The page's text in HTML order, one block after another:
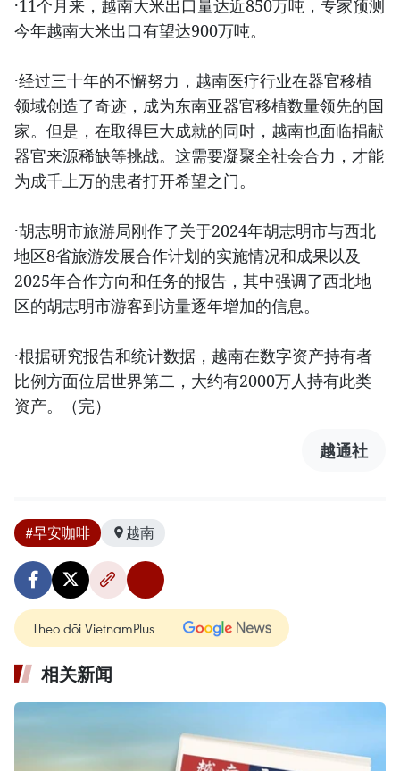
·11个月来，越南大米出口量达近850万吨，专家预测
今年越南大米出口有望达900万吨。
·经过三十年的不懈努力，越南医疗行业在器官移植
领域创造了奇迹，成为东南亚器官移植数量领先的国
家。但是，在取得巨大成就的同时，越南也面临捐献
器官来源稀缺等挑战。这需要凝聚全社会合力，才能
为成千上万的患者打开希望之门。
·胡志明市旅游局刚作了关于2024年胡志明市与西北
地区8省旅游发展合作计划的实施情况和成果以及
2025年合作方向和任务的报告，其中强调了西北地
区的胡志明市游客到访量逐年增加的信息。
·根据研究报告和统计数据，越南在数字资产持有者
比例方面位居世界第二，大约有2000万人持有此类
资产。（完）
越通社
#早安咖啡 越南
Theo dõi VietnamPlus
相关新闻